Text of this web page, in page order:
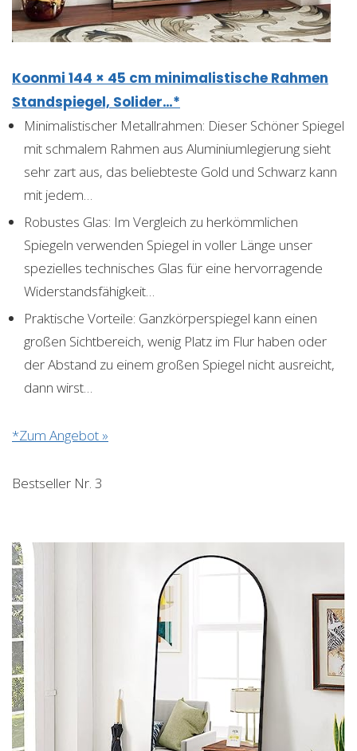
Koonmi 144 × 45 cm minimalistische Rahmen
Standspiegel, Solider…*
Minimalistischer Metallrahmen: Dieser Schöner Spiegel
mit schmalem Rahmen aus Aluminiumlegierung sieht
sehr zart aus, das beliebteste Gold und Schwarz kann
mit jedem…
Robustes Glas: Im Vergleich zu herkömmlichen
Spiegeln verwenden Spiegel in voller Länge unser
spezielles technisches Glas für eine hervorragende
Widerstandsfähigkeit…
Praktische Vorteile: Ganzkörperspiegel kann einen
großen Sichtbereich, wenig Platz im Flur haben oder
der Abstand zu einem großen Spiegel nicht ausreicht,
dann wirst…
*Zum Angebot »
Bestseller Nr. 3